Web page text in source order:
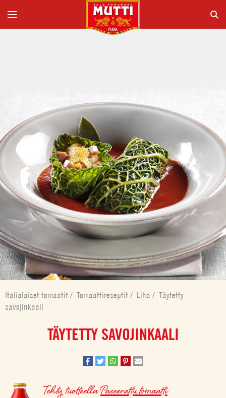
Italialaiset tomaatit / Tomaattireseptit / Liha / Täytetty
savojinkaali
TÄYTETTY SAVOJINKAALI
Tehty tuotteellaPaseerattu tomaatti